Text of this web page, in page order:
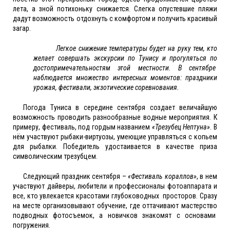
лета, а зной потихоньку снижается. Слегка опустевшие пляжи
дадут возможность отдохнуть с комфортом и получить красивый
загар.
Легкое снижение температуры будет на руку тем, кто
желает совершать экскурсии по Тунису и прогуляться по
достопримечательностям этой местности. В сентябре
наблюдается множество интересных моментов: праздники
урожая, фестивали, экзотические соревнования.
Погода Туниса в середине сентября создает величайшую
возможность проводить разнообразные водные мероприятия. К
примеру, фестиваль, под гордым названием «Трезубец Нептуна» . В
нём участвуют рыбаки-виртуозы, умеющие управляться с копьем
для рыбалки. Победитель удостаивается в качестве приза
символическим трезубцем.
Следующий праздник сентября –«Фестиваль кораллов», в нем
участвуют дайверы, любители и профессионалы фотоаппарата и
все, кто увлекается красотами глубоководных просторов. Сразу
на месте организовывают обучение, где оттачивают мастерство
подводных фотосъемок, а новичков знакомят с основами
погружения.